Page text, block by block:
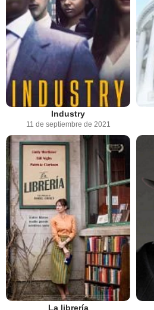
Industry
11 de septiembre de 2021
La librería